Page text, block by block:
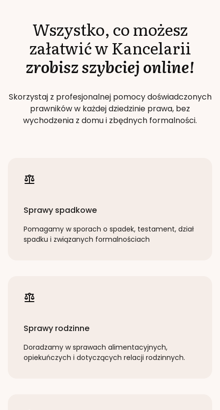
Wszystko, co możesz
załatwić w Kancelarii
zrobisz szybciej online!
Skorzystaj z profesjonalnej pomocy doświadczonych
prawników w każdej dziedzinie prawa, bez
wychodzenia z domu i zbędnych formalności.
Sprawy spadkowe
Pomagamy w sporach o spadek, testament, dział
spadku i związanych formalnościach
Sprawy rodzinne
Doradzamy w sprawach alimentacyjnych,
opiekuńczych i dotyczących relacji rodzinnych.